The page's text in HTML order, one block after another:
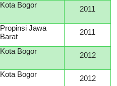
Kota Bogor 2011
Propinsi Jawa
Barat
2011
Kota Bogor 2012
Kota Bogor 2012